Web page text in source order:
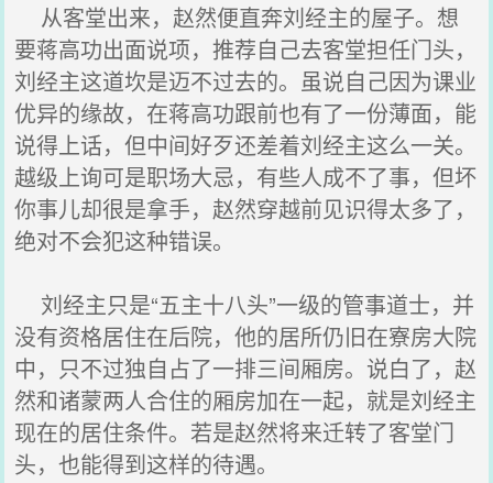
从客堂出来，赵然便直奔刘经主的屋子。想
要蒋高功出面说项，推荐自己去客堂担任门头，
刘经主这道坎是迈不过去的。虽说自己因为课业
优异的缘故，在蒋高功跟前也有了一份薄面，能
说得上话，但中间好歹还差着刘经主这么一关。
越级上询可是职场大忌，有些人成不了事，但坏
你事儿却很是拿手，赵然穿越前见识得太多了，
绝对不会犯这种错误。
刘经主只是“五主十八头”一级的管事道士，并
没有资格居住在后院，他的居所仍旧在寮房大院
中，只不过独自占了一排三间厢房。说白了，赵
然和诸蒙两人合住的厢房加在一起，就是刘经主
现在的居住条件。若是赵然将来迁转了客堂门
头，也能得到这样的待遇。